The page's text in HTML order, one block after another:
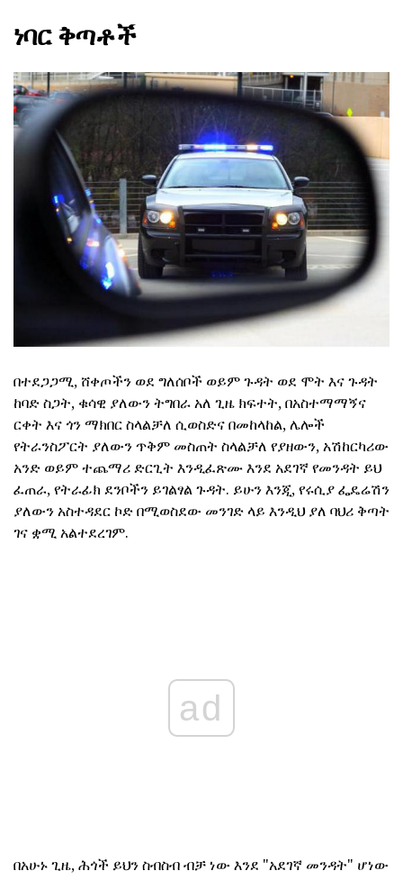
ነባር ቅጣቶች
በተደጋጋሚ, ሸቀጦችን ወደ ግለሰቦች ወይም ጉዳት ወደ ሞት እና ጉዳት
ከባድ ስጋት, ቁሳዊ ያለውን ትግበራ አለ ጊዜ ክፍተት, በአስተማማኝና
ርቀት እና ጎን ማክበር ስላልቻለ ሲወስድና በመከላከል, ሌሎች
የትራንስፖርት ያለውን ጥቅም መስጠት ስላልቻለ የያዘውን, አሽከርካሪው
አንድ ወይም ተጨማሪ ድርጊት እንዲፈጽሙ እንደ አደገኛ የመንዳት ይህ
ፈጠራ, የትራፊክ ደንቦችን ይገልፃል ጉዳት. ይሁን እንጂ, የሩሲያ ፌዴሬሽን
ያለውን አስተዳደር ኮድ በሚወስደው መንገድ ላይ እንዲህ ያለ ባህሪ ቅጣት
ገና ቋሚ አልተደረገም.
ad
በአሁኑ ጊዜ, ሕጎች ይህን ስብስብ ብቻ ነው እንደ "አደገኛ መንዳት" ሆነው